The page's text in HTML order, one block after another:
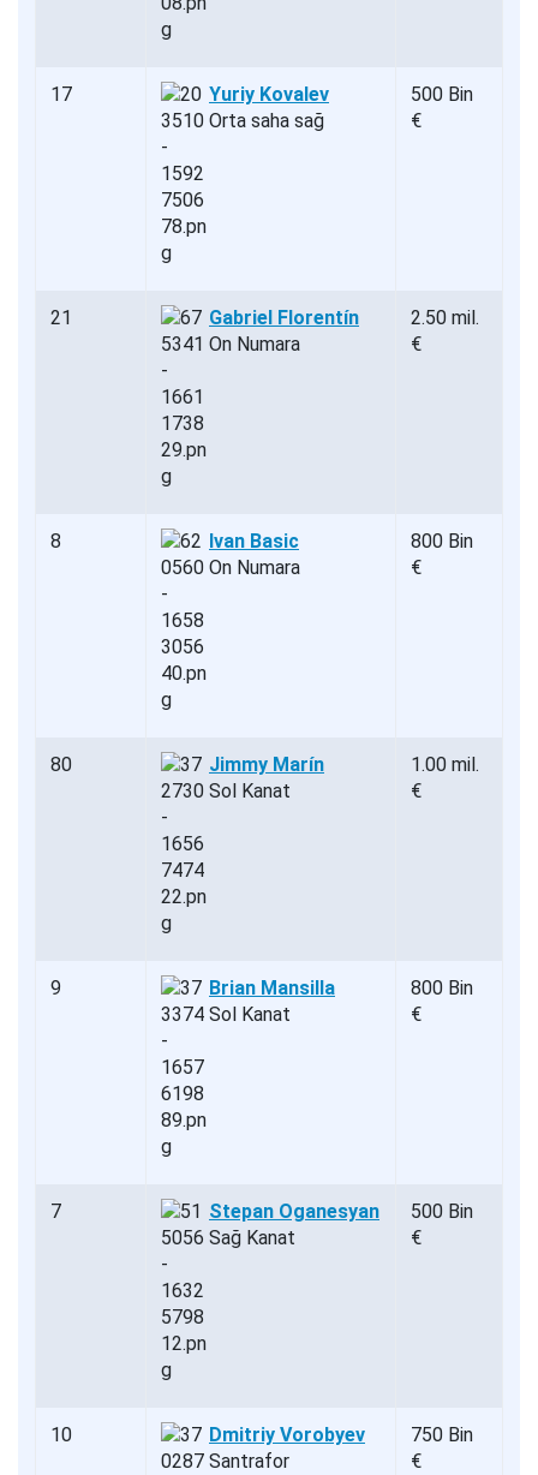
17
Yuriy Kovalev
Orta saha sağ
500 Bin
€
21
Gabriel Florentín
On Numara
2.50 mil.
€
8
Ivan Basic
On Numara
800 Bin
€
80
Jimmy Marín
Sol Kanat
1.00 mil.
€
9
Brian Mansilla
Sol Kanat
800 Bin
€
7
Stepan Oganesyan
Sağ Kanat
500 Bin
€
10
Dmitriy Vorobyev
Santrafor
750 Bin
€